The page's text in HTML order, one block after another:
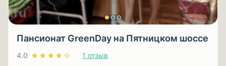
Пансионат GreenDay на Пятницком шоссе
4.0 1 отзыв